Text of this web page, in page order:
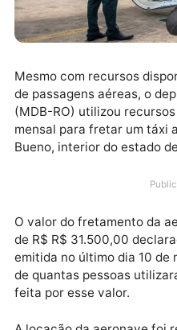
Mesmo com recursos
de passagens aéreas, o
(MDB-RO) utilizou
Bueno, interior do
O valor do fretamento
de R$ R$ 31.500,00